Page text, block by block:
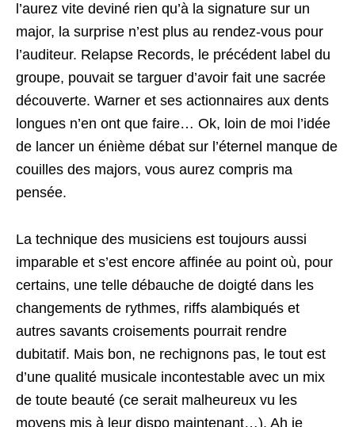
l’aurez vite deviné rien qu’à la signature sur un
major, la surprise n’est plus au rendez-vous pour
l’auditeur. Relapse Records, le précédent label du
groupe, pouvait se targuer d’avoir fait une sacrée
découverte. Warner et ses actionnaires aux dents
longues n’en ont que faire… Ok, loin de moi l’idée
de lancer un énième débat sur l’éternel manque de
couilles des majors, vous aurez compris ma
pensée.
La technique des musiciens est toujours aussi
imparable et s’est encore affinée au point où, pour
certains, une telle débauche de doigté dans les
changements de rythmes, riffs alambiqués et
autres savants croisements pourrait rendre
dubitatif. Mais bon, ne rechignons pas, le tout est
d’une qualité musicale incontestable avec un mix
de toute beauté (ce serait malheureux vu les
moyens mis à leur dispo maintenant…). Ah je